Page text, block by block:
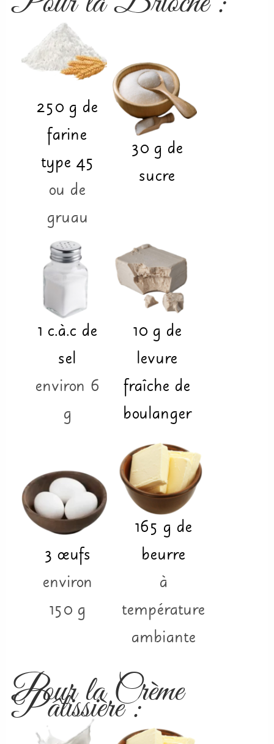
250 g de
farine
type 45
ou de
gruau
30 g de
sucre
1 c.à.c de
sel
environ 6
g
10 g de
levure
fraîche de
boulanger
3 œufs
environ
150 g
165 g de
beurre
à
température
ambiante
Pour la Crème
Pâtissière :